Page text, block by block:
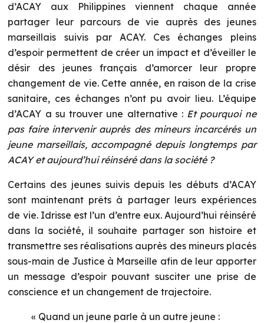
d’ACAY aux Philippines viennent chaque année
partager leur parcours de vie auprès des jeunes
marseillais suivis par ACAY. Ces échanges pleins
d’espoir permettent de créer un impact et d’éveiller le
désir des jeunes français d’amorcer leur propre
changement de vie. Cette année, en raison de la crise
sanitaire, ces échanges n’ont pu avoir lieu. L’équipe
d’ACAY a su trouver une alternative :Et pourquoi ne
pas faire intervenir auprès des mineurs incarcérés un
jeune marseillais, accompagné depuis longtemps par
ACAY et aujourd’hui réinséré dans la société ?
Certains des jeunes suivis depuis les débuts d’ACAY
sont maintenant prêts à partager leurs expériences
de vie. Idrisse est l’un d’entre eux. Aujourd’hui réinséré
dans la société, il souhaite partager son histoire et
transmettre ses réalisations auprès des mineurs placés
sous-main de Justice à Marseille afin de leur apporter
un message d’espoir pouvant susciter une prise de
conscience et un changement de trajectoire.
« Quand un jeune parle à un autre jeune :